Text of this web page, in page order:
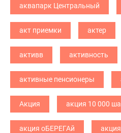
аквапарк Центральный
акт приемки актер
активв активность
активные пенсионеры
Акция акция 10 000
акция оБЕРЕГАй